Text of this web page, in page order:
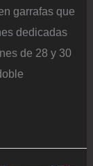
garrafas que
dedicadas
de 28 y 30